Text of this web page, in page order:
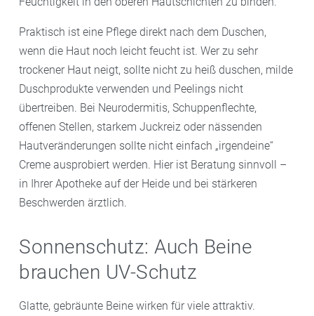
Praktisch ist eine Pflege direkt nach dem Duschen,
wenn die Haut noch leicht feucht ist. Wer zu sehr
trockener Haut neigt, sollte nicht zu heiß duschen, milde
Duschprodukte verwenden und Peelings nicht
übertreiben. Bei Neurodermitis, Schuppenflechte,
offenen Stellen, starkem Juckreiz oder nässenden
Hautveränderungen sollte nicht einfach „irgendeine“
Creme ausprobiert werden. Hier ist Beratung sinnvoll –
in Ihrer Apotheke auf der Heide und bei stärkeren
Beschwerden ärztlich.
Sonnenschutz: Auch Beine
brauchen UV-Schutz
Glatte, gebräunte Beine wirken für viele attraktiv.